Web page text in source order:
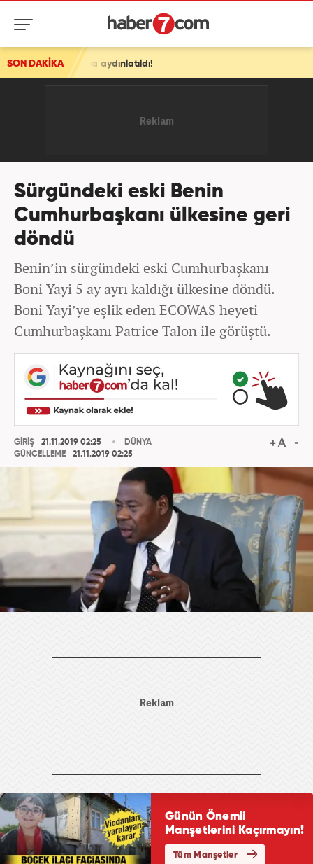
SON DAKİKA
aydınlatıldı!
Sürgündeki eski Benin
Cumhurbaşkanı ülkesine geri
döndü
Benin’in sürgündeki eski Cumhurbaşkanı
Boni Yayi 5 ay ayrı kaldığı ülkesine döndü.
Boni Yayi’ye eşlik eden ECOWAS heyeti
Cumhurbaşkanı Patrice Talon ile görüştü.
GİRİŞ
21.11.2019 02:25
GÜNCELLEME
21.11.2019 02:25
DÜNYA